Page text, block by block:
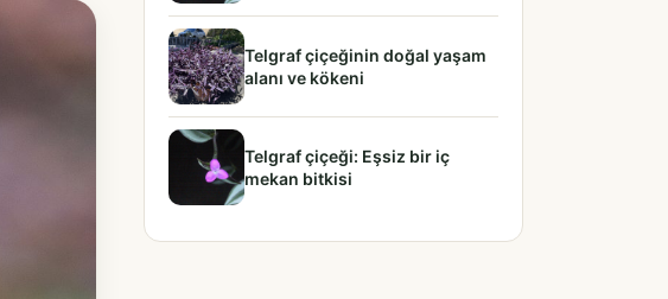
Telgraf çiçeğinin doğal yaşam
alanı ve kökeni
Telgraf çiçeği: Eşsiz bir iç
mekan bitkisi